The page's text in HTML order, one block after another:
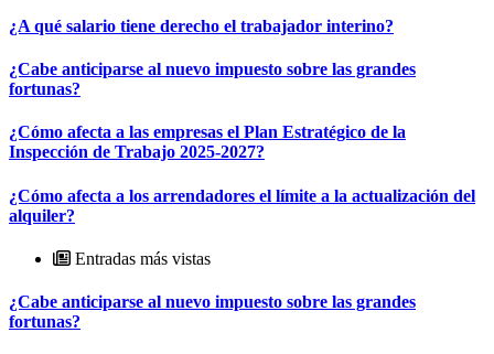
¿A qué salario tiene derecho el trabajador interino?
¿Cabe anticiparse al nuevo impuesto sobre las grandes
fortunas?
¿Cómo afecta a las empresas el Plan Estratégico de la
Inspección de Trabajo 2025-2027?
¿Cómo afecta a los arrendadores el límite a la actualización del
alquiler?
Entradas más vistas
¿Cabe anticiparse al nuevo impuesto sobre las grandes
fortunas?